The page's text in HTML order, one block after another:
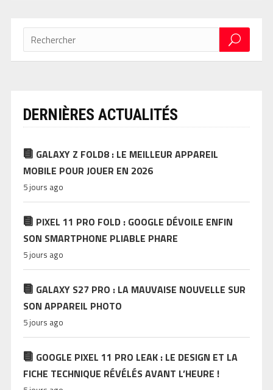
DERNIÈRES ACTUALITÉS
GALAXY Z FOLD8 : LE MEILLEUR APPAREIL
MOBILE POUR JOUER EN 2026
5 jours ago
PIXEL 11 PRO FOLD : GOOGLE DÉVOILE ENFIN
SON SMARTPHONE PLIABLE PHARE
5 jours ago
GALAXY S27 PRO : LA MAUVAISE NOUVELLE SUR
SON APPAREIL PHOTO
5 jours ago
GOOGLE PIXEL 11 PRO LEAK : LE DESIGN ET LA
FICHE TECHNIQUE RÉVÉLÉS AVANT L’HEURE !